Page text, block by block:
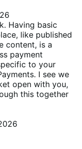
Having basic
like published
content, is a
payment
to your
I see we
open with you,
this together